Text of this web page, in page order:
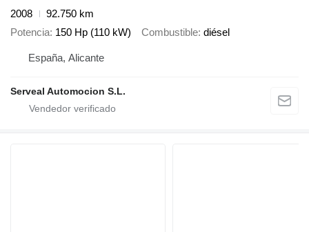
2008
92.750 km
Potencia 150 Hp (110 kW) Combustible diésel
España, Alicante
Serveal Automocion S.L.